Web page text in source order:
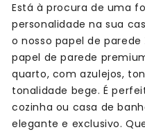
Está à procura de uma
personalidade na sua
o nosso papel de parede
papel de parede
quarto, com azulejos,
tonalidade bege. É
cozinha ou casa de
elegante e exclusivo.